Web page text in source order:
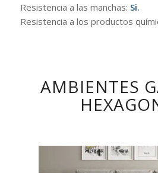
Resistencia a las manchas: Si.
Resistencia a los productos
AMBIENTES